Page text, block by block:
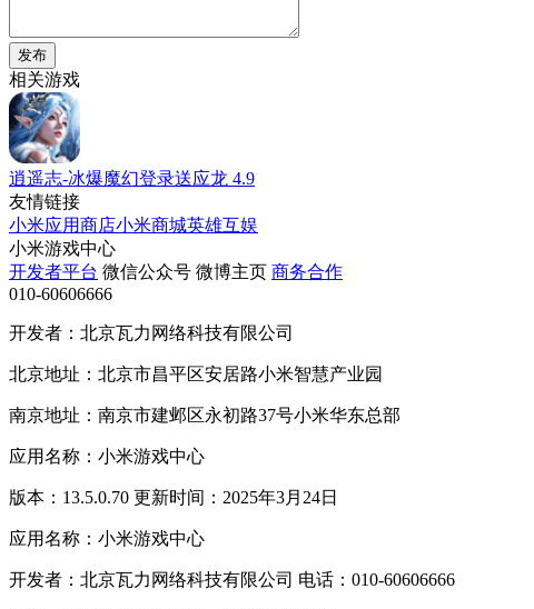
发布
相关游戏
逍遥志-冰爆魔幻登录送应龙 4.9
友情链接
小米应用商店小米商城英雄互娱
小米游戏中心
开发者平台 微信公众号 微博主页 商务合作
010-60606666
开发者：北京瓦力网络科技有限公司
北京地址：北京市昌平区安居路小米智慧产业园
南京地址：南京市建邺区永初路37号小米华东总部
应用名称：小米游戏中心
版本：13.5.0.70 更新时间：2025年3月24日
应用名称：小米游戏中心
开发者：北京瓦力网络科技有限公司 电话：010-60606666